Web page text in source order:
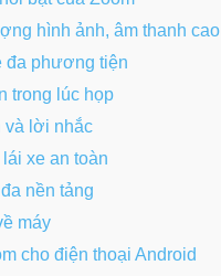
hình ảnh, âm thanh cao
đa phương tiện
trong lúc họp
và lời nhắc
xe an toàn
nền tảng
máy
cho điện thoại Android